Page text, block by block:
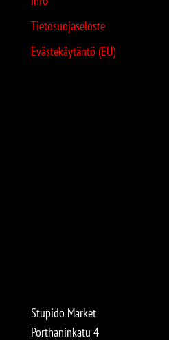
Tietosuojaseloste
Evästekäytäntö (EU)
Stupido Market
Porthaninkatu 4